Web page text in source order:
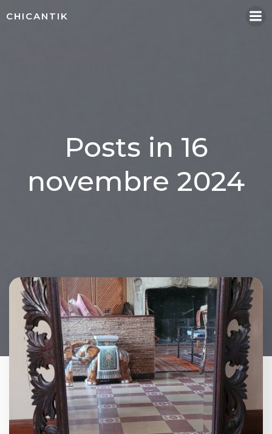
CHICANTIK
Posts in 16
novembre 2024